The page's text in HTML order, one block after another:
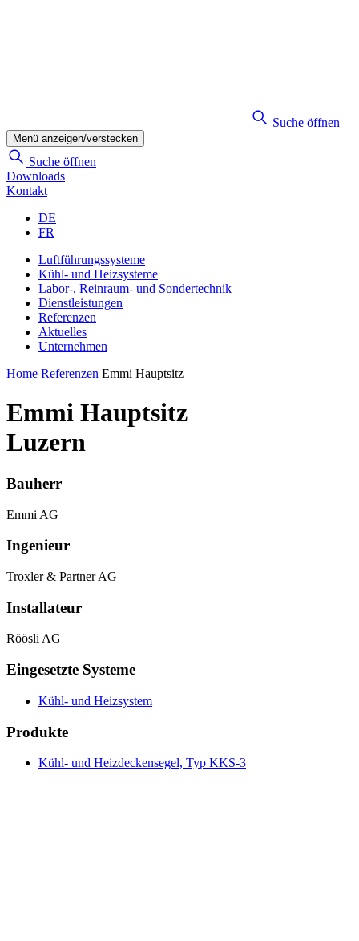
Suche öffnen
Menü anzeigen/verstecken
Suche öffnen
Downloads
Kontakt
DE
FR
Luftführungssysteme
Kühl- und Heizsysteme
Labor-, Reinraum- und Sondertechnik
Dienstleistungen
Referenzen
Aktuelles
Unternehmen
Home Referenzen Emmi Hauptsitz
Emmi Hauptsitz
Luzern
Bauherr
Emmi AG
Ingenieur
Troxler & Partner AG
Installateur
Röösli AG
Eingesetzte Systeme
Kühl- und Heizsystem
Produkte
Kühl- und Heizdeckensegel, Typ KKS-3